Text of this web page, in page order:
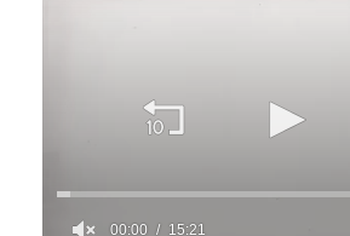
00:00 15:21